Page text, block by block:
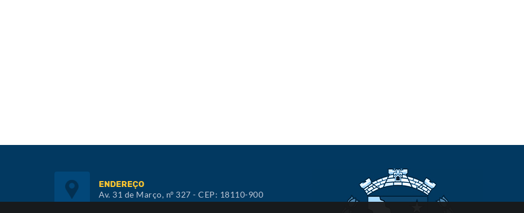
ENDEREÇO
Av. 31 de Março, nº 327 - CEP: 18110-900